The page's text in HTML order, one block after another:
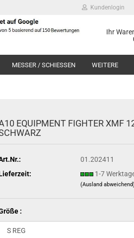
Kundenlogin
Ihr
MESSER / SCHIESSEN WEITERE
EQUIPMENT FIGHTER XMF
01.202411
1-7
(Ausland abweichend)
: